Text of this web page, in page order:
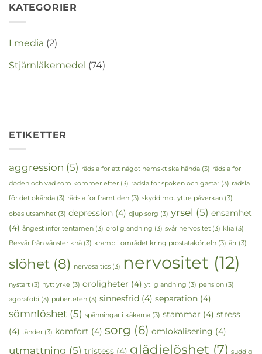
KATEGORIER
I media (2)
Stjärnläkemedel (74)
ETIKETTER
aggression (5) rädsla för att något hemskt ska hända (3) rädsla för
döden och vad som kommer efter (3) rädsla för spöken och gastar (3) rädsla
för det okända (3) rädsla för framtiden (3) skydd mot yttre påverkan (3)
obeslutsamhet (3) depression (4) djup sorg (3) yrsel (5) ensamhet
(4) ångest inför tentamen (3) orolig andning (3) svår nervositet (3) klia (3)
Besvär från vänster knä (3) kramp i området kring prostatakörteln (3) ärr (3)
slöhet (8) nervösa tics (3) nervositet (12)
nystart (3) nytt yrke (3) oroligheter (4) ytlig andning (3) pension (3)
agorafobi (3) puberteten (3) sinnesfrid (4) separation (4)
sömnlöshet (5) spänningar i käkarna (3) stammar (4) stress
(4) tänder (3) komfort (4) sorg (6) omlokalisering (4)
utmattning (5) tristess (4) glädjelöshet (7) suddig